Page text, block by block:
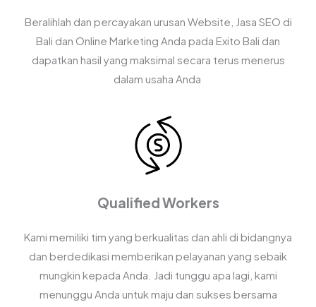
Beralihlah dan percayakan urusan Website, Jasa SEO di
Bali dan Online Marketing Anda pada Exito Bali dan
dapatkan hasil yang maksimal secara terus menerus
dalam usaha Anda
Qualified Workers
Kami memiliki tim yang berkualitas dan ahli di bidangnya
dan berdedikasi memberikan pelayanan yang sebaik
mungkin kepada Anda. Jadi tunggu apa lagi, kami
menunggu Anda untuk maju dan sukses bersama